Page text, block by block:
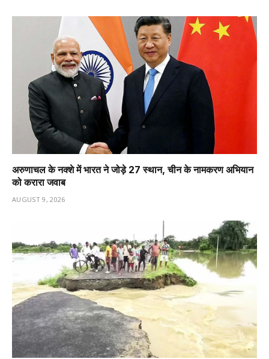
अरुणाचल के नक्शे में भारत ने जोड़े 27 स्थान, चीन के नामकरण अभियान
को करारा जवाब
AUGUST 9, 2026